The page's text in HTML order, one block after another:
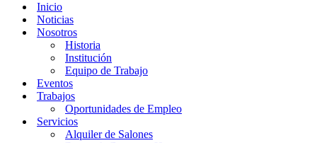
Inicio
Noticias
Nosotros
Historia
Institución
Equipo de Trabajo
Eventos
Trabajos
Oportunidades de Empleo
Servicios
Alquiler de Salones